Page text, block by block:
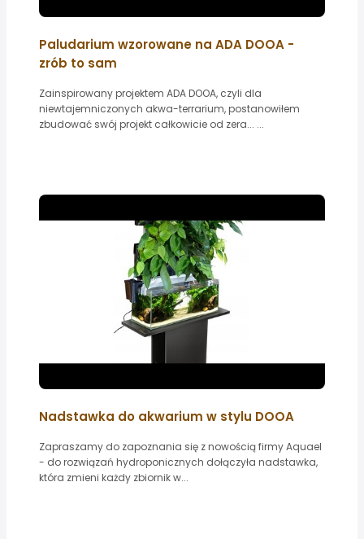
Paludarium wzorowane na ADA DOOA -
zrób to sam
Zainspirowany projektem ADA DOOA, czyli dla
niewtajemniczonych akwa-terrarium, postanowiłem
zbudować swój projekt całkowicie od zera... ...
Nadstawka do akwarium w stylu DOOA
Zapraszamy do zapoznania się z nowością firmy Aquael
- do rozwiązań hydroponicznych dołączyła nadstawka,
która zmieni każdy zbiornik w...